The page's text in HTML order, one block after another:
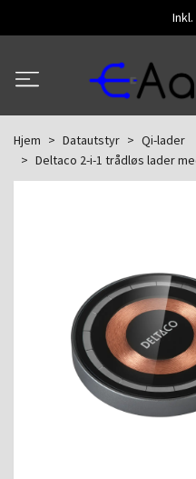
Hjem Datautstyr
Qi-lader
Deltaco 2-i-1 trådløs lader